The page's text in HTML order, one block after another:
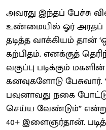
அவரது இந்தப் பேச்சு
உண்மையில் ஓர் அரதப்
தடித்த வாக்கியம் தான்
கற்பிதம். எனக்குத்
வகுப்பு படிக்கும்
கனவுகளோடு பேசுவார்.
பவுனாவது நகை
செய்ய வேண்டும்”
40+ இளைஞர்தான்.